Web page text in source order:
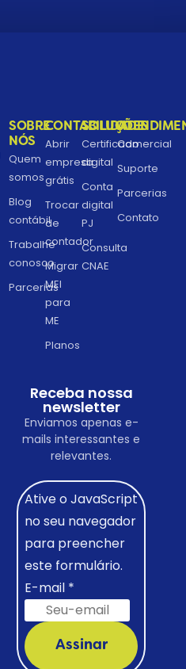
SOBRE
NÓS
Quem
somos
Blog
contábil
Trabalhe
conosco
Parcerias
CONTABILIDADE
Abrir
empresa
grátis
Trocar
de
contador
Migrar
MEI
para
ME
Planos
SOLUÇÕES
Certificado
digital
Conta
digital
PJ
Consulta
CNAE
Comercial
Suporte
Parcerias
Contato
Receba nossa
newsletter
Enviamos apenas e-
mails interessantes e
relevantes.
Ative o JavaScript
no seu navegador
para preencher
este formulário.
E-mail *
Assinar